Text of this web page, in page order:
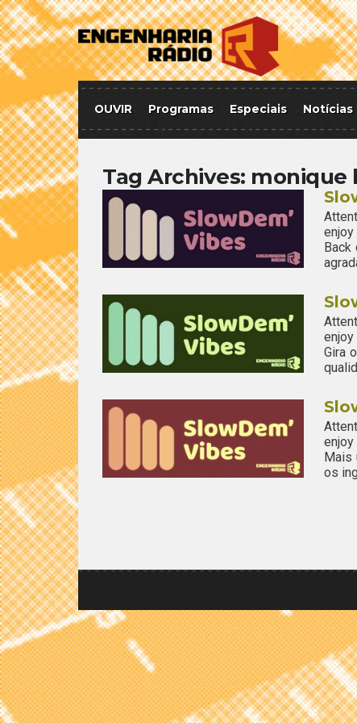
OUVIR Programas Especiais Notícias
Tag Archives: monique
Back
Gira
Mais
os